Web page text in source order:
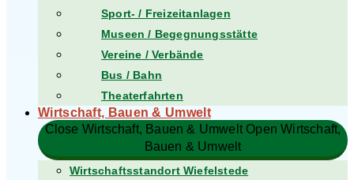
Sport- / Freizeitanlagen
Museen / Begegnungsstätte
Vereine / Verbände
Bus / Bahn
Theaterfahrten
Wirtschaft, Bauen & Umwelt
Close Wirtschaft, Bauen & Umwelt Open Wirtschaft,
Bauen & Umwelt
Wirtschaftsstandort Wiefelstede